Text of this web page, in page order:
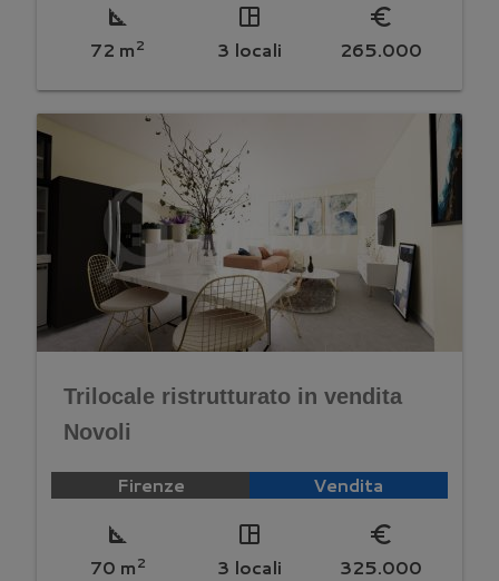
square_foot
72 m2
space_dashboard
3 locali
euro_symbol
265.000
Trilocale ristrutturato in vendita
Novoli
Firenze Vendita
square_foot
70 m2
space_dashboard
3 locali
euro_symbol
325.000